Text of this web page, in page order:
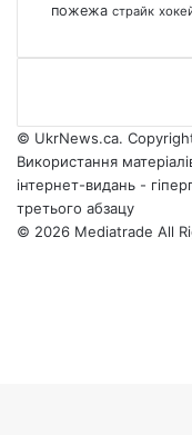
пожежа страйк
© UkrNews.ca.
Використання
інтернет-видань -
третього абзацу
© 2026 Mediatrade All